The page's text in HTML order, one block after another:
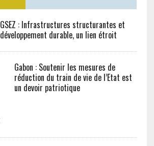
GSEZ : Infrastructures structurantes et
développement durable, un lien étroit
Gabon : Soutenir les mesures de
réduction du train de vie de l’Etat est
un devoir patriotique